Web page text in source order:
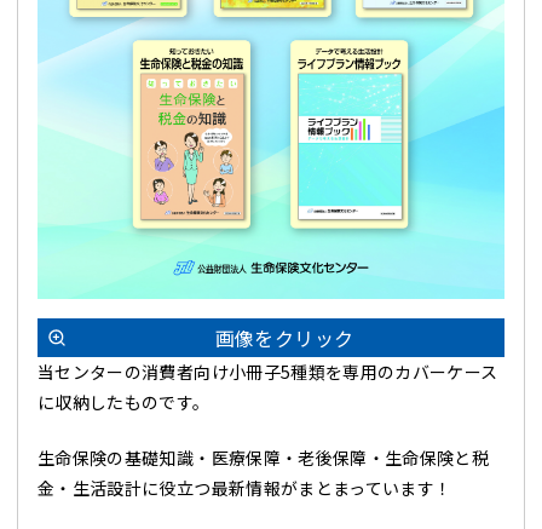
画像をクリック
当センターの消費者向け小冊子5種類を専用のカバーケース
に収納したものです。
生命保険の基礎知識・医療保障・老後保障・生命保険と税
金・生活設計に役立つ最新情報がまとまっています！